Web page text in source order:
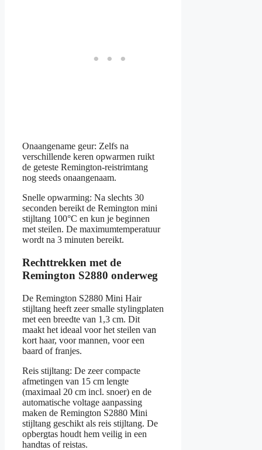
Onaangename geur: Zelfs na
verschillende keren opwarmen ruikt
de geteste Remington-reistrimtang
nog steeds onaangenaam.
Snelle opwarming: Na slechts 30
seconden bereikt de Remington mini
stijltang 100°C en kun je beginnen
met steilen. De maximumtemperatuur
wordt na 3 minuten bereikt.
Rechttrekken met de
Remington S2880 onderweg
De Remington S2880 Mini Hair
stijltang heeft zeer smalle stylingplaten
met een breedte van 1,3 cm. Dit
maakt het ideaal voor het steilen van
kort haar, voor mannen, voor een
baard of franjes.
Reis stijltang: De zeer compacte
afmetingen van 15 cm lengte
(maximaal 20 cm incl. snoer) en de
automatische voltage aanpassing
maken de Remington S2880 Mini
stijltang geschikt als reis stijltang. De
opbergtas houdt hem veilig in een
handtas of reistas.